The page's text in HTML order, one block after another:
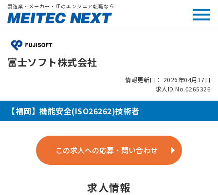
製造業・メーカー・ITのエンジニア転職なら
富士ソフト株式会社
情報更新日： 2026年04月17日
求人ID No.0265326
【福岡】機能安全(ISO26262)技術者
この求人への応募・問い合わせ
求人情報